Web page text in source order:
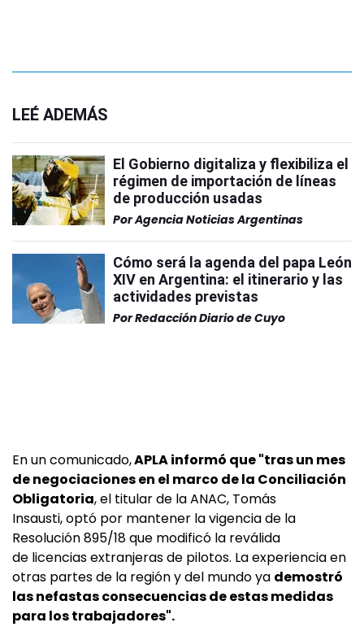
LEÉ ADEMÁS
El Gobierno digitaliza y flexibiliza el
régimen de importación de líneas
de producción usadas
PorAgencia Noticias Argentinas
Cómo será la agenda del papa León
XIV en Argentina: el itinerario y las
actividades previstas
PorRedacción Diario de Cuyo
En un comunicado,APLA informó que "tras un mes
de negociaciones en el marco de la Conciliación
Obligatoria, el titular de la ANAC, Tomás
Insausti, optó por mantener la vigencia de la
Resolución 895/18 que modificó la reválida
de licencias extranjeras de pilotos. La experiencia en
otras partes de la región y del mundo ya demostró
las nefastas consecuencias de estas medidas
para los trabajadores".